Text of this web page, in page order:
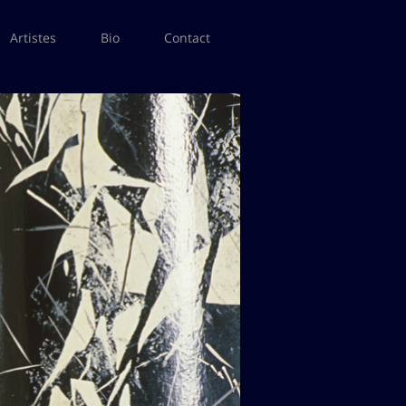
Artistes Bio Contact